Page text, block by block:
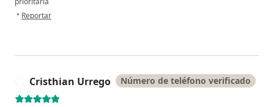
• en opinión del usuario Sofia L
Reportar
Cristhian Urrego Número de teléfono verificado